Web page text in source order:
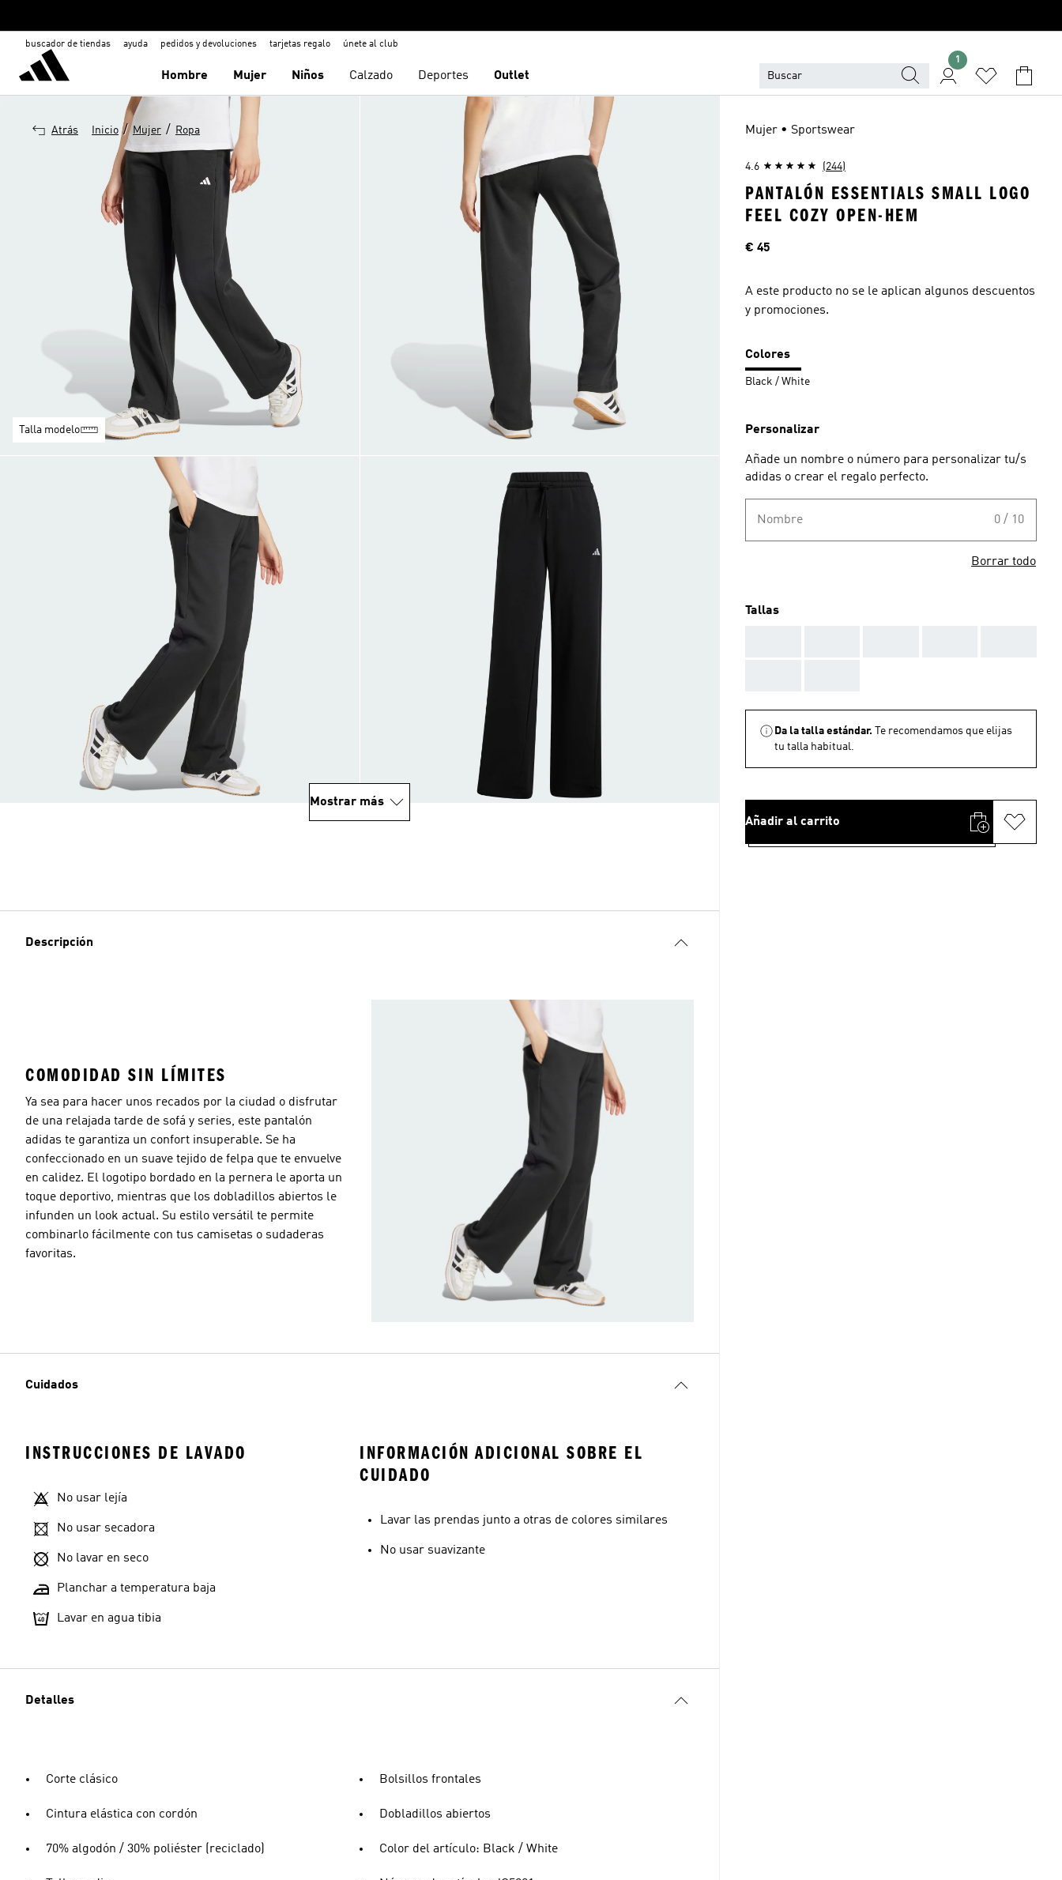
buscador de tiendas ayuda pedidos y devoluciones tarjetas regalo únete al club
Hombre Mujer Niños Calzado Deportes Outlet
Atrás Inicio / Mujer / Ropa
Talla modelo
Mostrar más
Descripción
COMODIDAD SIN LÍMITES
Ya sea para hacer unos recados por la ciudad o disfrutar
de una relajada tarde de sofá y series, este pantalón
adidas te garantiza un confort insuperable. Se ha
confeccionado en un suave tejido de felpa que te envuelve
en calidez. El logotipo bordado en la pernera le aporta un
toque deportivo, mientras que los dobladillos abiertos le
infunden un look actual. Su estilo versátil te permite
combinarlo fácilmente con tus camisetas o sudaderas
favoritas.
Cuidados
INSTRUCCIONES DE LAVADO
No usar lejía
No usar secadora
No lavar en seco
Planchar a temperatura baja
Lavar en agua tibia
INFORMACIÓN ADICIONAL SOBRE EL
CUIDADO
Lavar las prendas junto a otras de colores similares
No usar suavizante
Detalles
Corte clásico
Cintura elástica con cordón
70% algodón / 30% poliéster (reciclado)
Bolsillos frontales
Dobladillos abiertos
Color del artículo: Black / White
Mujer • Sportswear
4.6 (244)
PANTALÓN ESSENTIALS SMALL LOGO
FEEL COZY OPEN-HEM
Precio
€ 45
A este producto no se le aplican algunos descuentos
y promociones.
Colores
Black / White
Personalizar
Añade un nombre o número para personalizar tu/s
adidas o crear el regalo perfecto.
Nombre 0 / 10
Borrar todo
Tallas
Da la talla estándar.
Te recomendamos que elijas
tu talla habitual.
Añadir al carrito